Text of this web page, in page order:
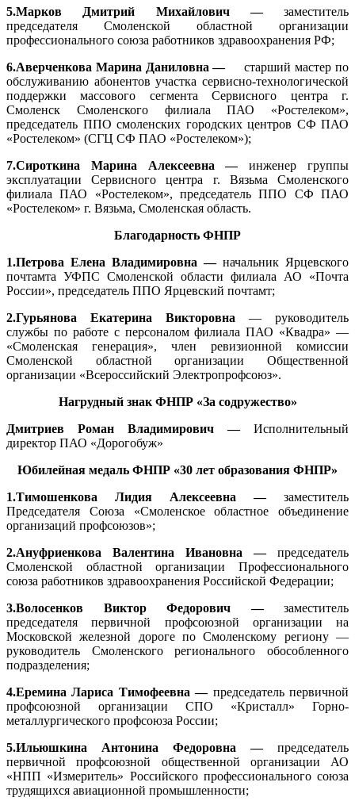
5.Марков Дмитрий Михайлович — заместитель
председателя Смоленской областной организации
профессионального союза работников здравоохранения РФ;
6.Аверченкова Марина Даниловна —
старший мастер по
обслуживанию абонентов участка сервисно-технологической
поддержки массового сегмента Сервисного центра г.
Смоленск Смоленского филиала ПАО «Ростелеком»,
председатель ППО смоленских городских центров СФ ПАО
«Ростелеком» (СГЦ СФ ПАО «Ростелеком»);
7.Сироткина Марина Алексеевна —инженер группы
эксплуатации Сервисного центра г. Вязьма Смоленского
филиала ПАО «Ростелеком», председатель ППО СФ ПАО
«Ростелеком» г. Вязьма, Смоленская область.
Благодарность ФНПР
1.Петрова Елена Владимировна — начальник Ярцевского
почтамта УФПС Смоленской области филиала АО «Почта
России», председатель ППО Ярцевский почтамт;
2.Гурьянова Екатерина Викторовна — руководитель
службы по работе с персоналом филиала ПАО «Квадра» —
«Смоленская генерация», член ревизионной комиссии
Смоленской областной организации Общественной
организации «Всероссийский Электропрофсоюз».
Нагрудный знак ФНПР «За содружество»
Дмитриев Роман Владимирович — Исполнительный
директор ПАО «Дорогобуж»
Юбилейная медаль ФНПР «30 лет образования ФНПР»
1.Тимошенкова Лидия Алексеевна — заместитель
Председателя Союза «Смоленское областное объединение
организаций профсоюзов»;
2.Ануфриенкова Валентина Ивановна — председатель
Смоленской областной организации Профессионального
союза работников здравоохранения Российской Федерации;
3.Волосенков Виктор Федорович — заместитель
председателя первичной профсоюзной организации на
Московской железной дороге по Смоленскому региону —
руководитель Смоленского регионального обособленного
подразделения;
4.Еремина Лариса Тимофеевна — председатель первичной
профсоюзной организации СПО «Кристалл» Горно-
металлургического профсоюза России;
5.Ильюшкина Антонина Федоровна — председатель
первичной профсоюзной общественной организации АО
«НПП «Измеритель» Российского профессионального союза
трудящихся авиационной промышленности;